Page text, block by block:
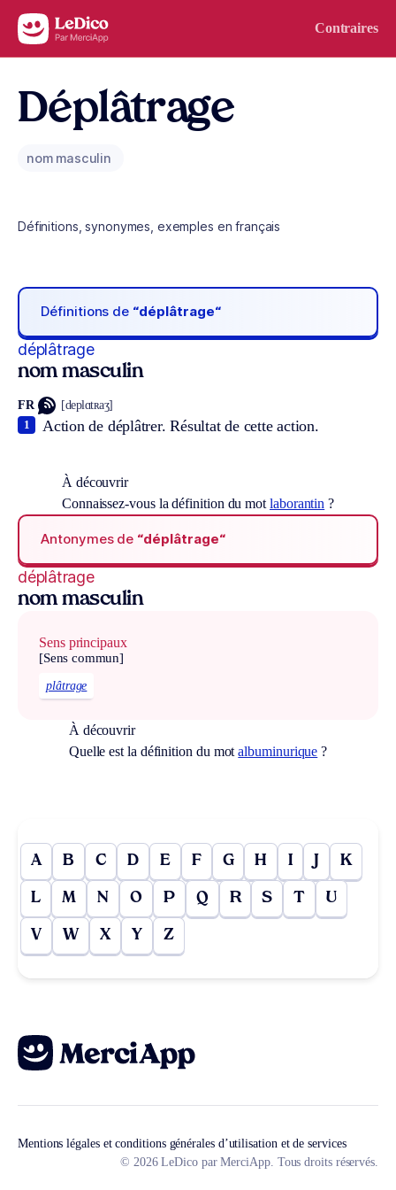
Aller au contenu Contraires
Déplâtrage
nom masculin
Définitions, synonymes, exemples en français
Définitions de “déplâtrage“
déplâtrage
nom masculin
FR [deplɑtʀaʒ]
Action de déplâtrer. Résultat de cette action.
1
À découvrir
Connaissez-vous la définition du mot laborantin ?
Antonymes de “déplâtrage“
déplâtrage
nom masculin
Sens principaux
[Sens commun]
plâtrage
À découvrir
Quelle est la définition du motalbuminurique ?
A B C D E F G H I J K
L M N O P Q R S T U
V W X Y Z
Mentions légales et conditions générales d’utilisation et de services
© 2026 LeDico par MerciApp. Tous droits réservés.